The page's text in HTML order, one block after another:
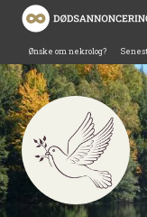
Ønske om nekrolog?